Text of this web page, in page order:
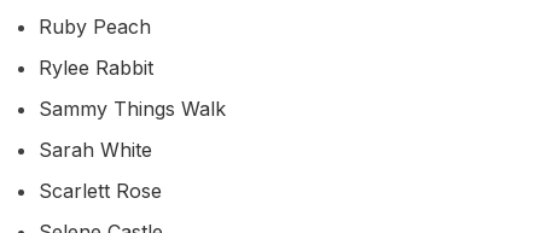
Ruby Peach
Rylee Rabbit
Sammy Things Walk
Sarah White
Scarlett Rose